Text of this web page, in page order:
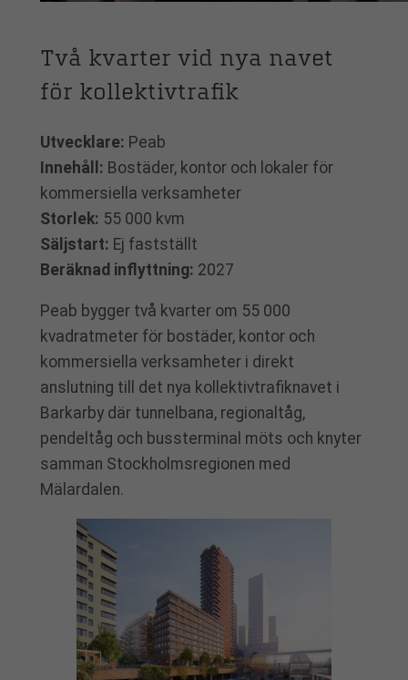
Två kvarter vid nya navet
för kollektivtrafik
Utvecklare: Peab
Innehåll: Bostäder, kontor och lokaler för
kommersiella verksamheter
Storlek: 55 000 kvm
Säljstart: Ej fastställt
Beräknad inflyttning: 2027
Peab bygger två kvarter om 55 000
kvadratmeter för bostäder, kontor och
kommersiella verksamheter i direkt
anslutning till det nya kollektivtrafiknavet i
Barkarby där tunnelbana, regionaltåg,
pendeltåg och bussterminal möts och knyter
samman Stockholmsregionen med
Mälardalen.